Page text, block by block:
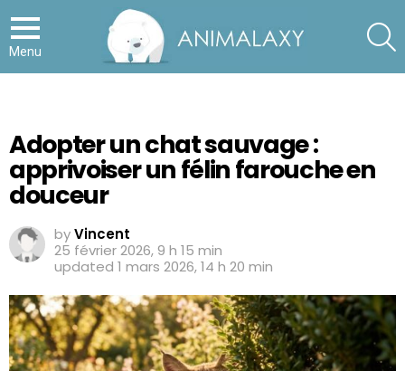
Menu
Adopter un chat sauvage :
apprivoiser un félin farouche en
douceur
byVincent
25 février 2026, 9 h 15 min
updated 1 mars 2026, 14 h 20 min